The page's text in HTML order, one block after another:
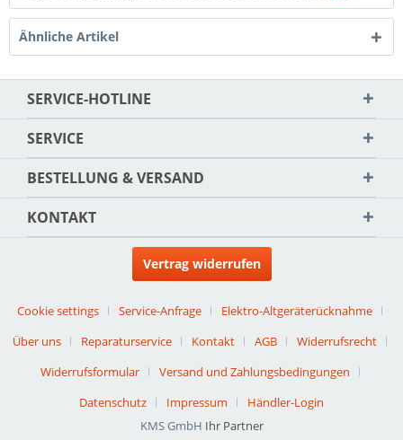
Ähnliche Artikel
SERVICE-HOTLINE
SERVICE
BESTELLUNG & VERSAND
KONTAKT
Vertrag widerrufen
Cookie settings Service-Anfrage
Elektro-Altgeräterücknahme
Über uns
Reparaturservice Kontakt AGB
Widerrufsrecht
Widerrufsformular
Versand und Zahlungsbedingungen
Datenschutz
Impressum
Händler-Login
KMS GmbH Ihr Partner